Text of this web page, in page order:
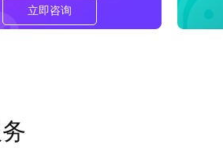
立即咨询